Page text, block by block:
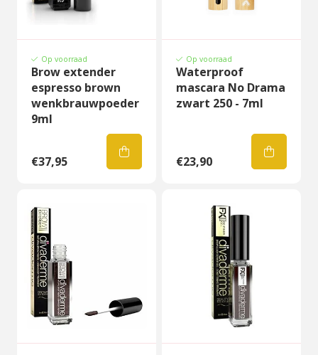
Op voorraad
Brow extender
espresso brown
wenkbrauwpoeder
9ml
€37,95
Op voorraad
Waterproof
mascara No Drama
zwart 250 - 7ml
€23,90